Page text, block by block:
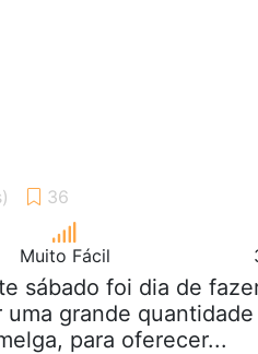
Muito Fácil
sábado foi dia de
uma grande
para oferecer...